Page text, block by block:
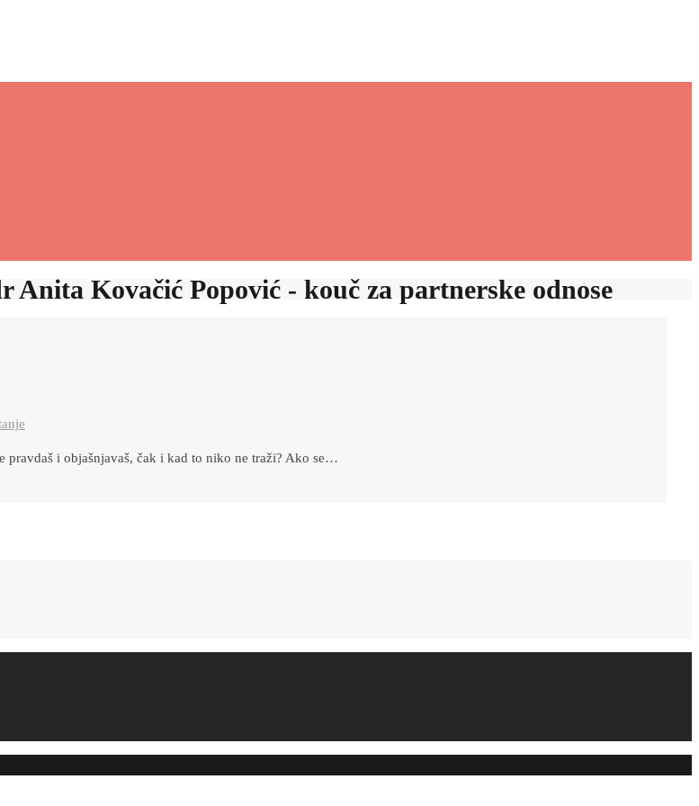
Kovačić Popović - kouč za partnerske odnose
pravdaš i objašnjavaš, čak i kad to niko ne traži? Ako se…